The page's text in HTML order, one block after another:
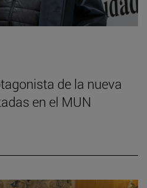
de la nueva
en el MUN